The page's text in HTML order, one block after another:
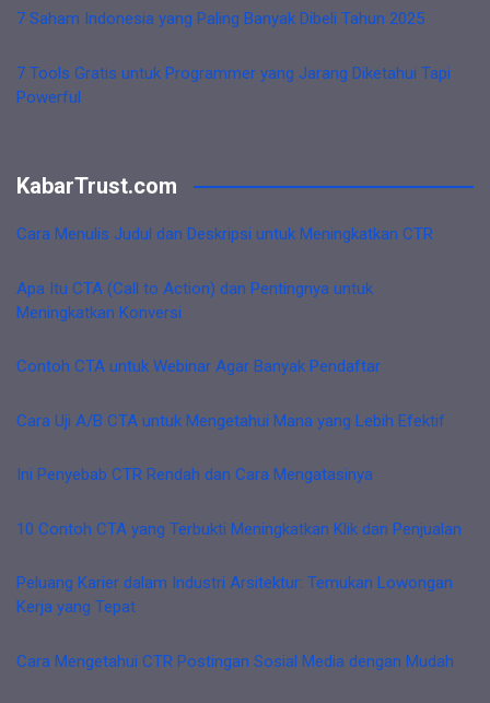
7 Saham Indonesia yang Paling Banyak Dibeli Tahun 2025
7 Tools Gratis untuk Programmer yang Jarang Diketahui Tapi
Powerful
KabarTrust.com
Cara Menulis Judul dan Deskripsi untuk Meningkatkan CTR
Apa Itu CTA (Call to Action) dan Pentingnya untuk
Meningkatkan Konversi
Contoh CTA untuk Webinar Agar Banyak Pendaftar
Cara Uji A/B CTA untuk Mengetahui Mana yang Lebih Efektif
Ini Penyebab CTR Rendah dan Cara Mengatasinya
10 Contoh CTA yang Terbukti Meningkatkan Klik dan Penjualan
Peluang Karier dalam Industri Arsitektur: Temukan Lowongan
Kerja yang Tepat
Cara Mengetahui CTR Postingan Sosial Media dengan Mudah